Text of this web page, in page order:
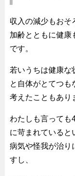
収入の減少もおそ
加齢とともに健康
です。
若いうちは健康な
と自体がとてつも
考えたこともあり
わたしも言っても
に苛まれていると
病気や怪我が治り
すし、